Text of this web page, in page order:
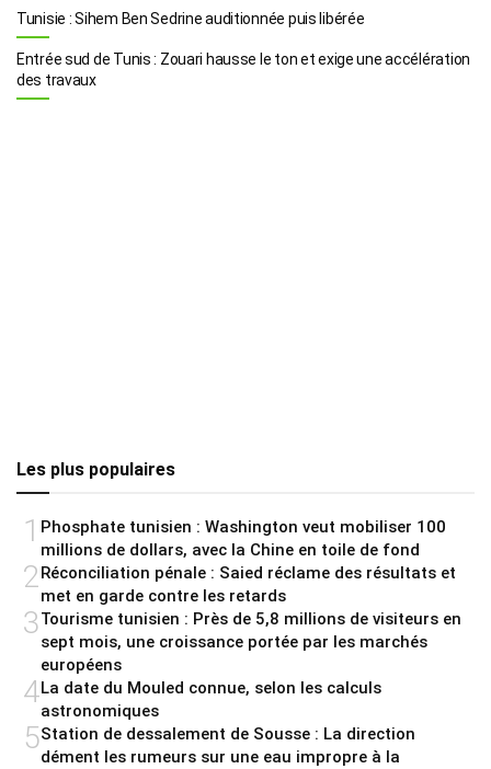
Tunisie : Sihem Ben Sedrine auditionnée puis libérée
Entrée sud de Tunis : Zouari hausse le ton et exige une accélération
des travaux
Les plus populaires
1 Phosphate tunisien : Washington veut mobiliser 100
millions de dollars, avec la Chine en toile de fond
2 Réconciliation pénale : Saied réclame des résultats et
met en garde contre les retards
3Tourisme tunisien : Près de 5,8 millions de visiteurs en
sept mois, une croissance portée par les marchés
européens
4La date du Mouled connue, selon les calculs
astronomiques
5Station de dessalement de Sousse : La direction
dément les rumeurs sur une eau impropre à la